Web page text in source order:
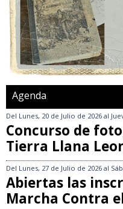
Agenda
Del Lunes, 20 de Julio de 2026 al
Concurso de
Tierra Llana
Del Lunes, 27 de Julio de 2026 al
Abiertas las
Marcha Contra